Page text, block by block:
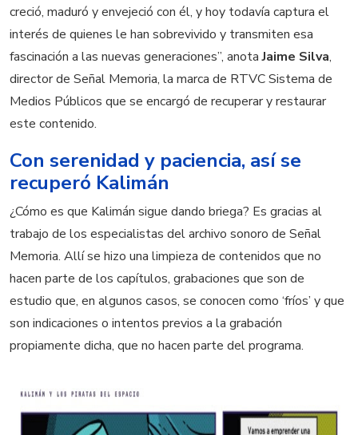
creció, maduró y envejeció con él, y hoy todavía captura el
interés de quienes le han sobrevivido y transmiten esa
fascinación a las nuevas generaciones”, anotaJaime Silva,
director de Señal Memoria, la marca de RTVC Sistema de
Medios Públicos que se encargó de recuperar y restaurar
este contenido.
Con serenidad y paciencia, así se
recuperó Kalimán
¿Cómo es que Kalimán sigue dando briega? Es gracias al
trabajo de los especialistas del archivo sonoro de Señal
Memoria. Allí se hizo una limpieza de contenidos que no
hacen parte de los capítulos, grabaciones que son de
estudio que, en algunos casos, se conocen como ‘fríos’ y que
son indicaciones o intentos previos a la grabación
propiamente dicha, que no hacen parte del programa.